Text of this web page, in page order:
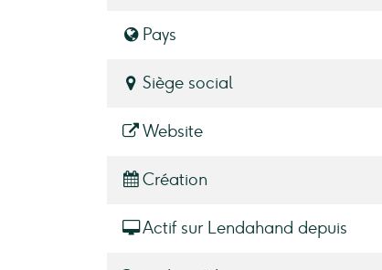
Pays
Siège social
Website
Création
Actif sur Lendahand depuis